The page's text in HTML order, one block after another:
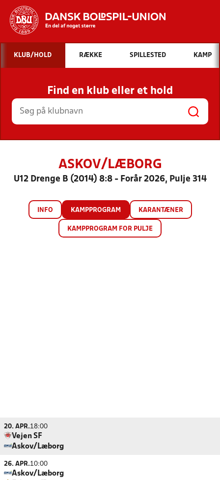
Hvad vil du søge efter?
INDHOLD OG NYHEDER
STILLINGER, RESULTATER, KLUBBER OG
HOLD
KLUB/HOLD RÆKKE SPILLESTED KAMP
Find en klub eller et hold
ASKOV/LÆBORG
U12 Drenge B (2014) 8:8 - Forår 2026, Pulje 314
INFO KAMPPROGRAM KARANTÆNER
KAMPPROGRAM FOR PULJE
20. APR.18:00
Vejen SF
Askov/Læborg
26. APR.10:00
Askov/Læborg